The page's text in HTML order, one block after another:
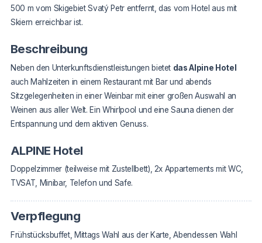
500 m vom Skigebiet Svatý Petr entfernt, das vom Hotel aus mit
Skiern erreichbar ist.
Beschreibung
Neben den Unterkunftsdienstleistungen bietet das Alpine Hotel
auch Mahlzeiten in einem Restaurant mit Bar und abends
Sitzgelegenheiten in einer Weinbar mit einer großen Auswahl an
Weinen aus aller Welt. Ein Whirlpool und eine Sauna dienen der
Entspannung und dem aktiven Genuss.
ALPINE Hotel
Doppelzimmer (teilweise mit Zustellbett), 2x Appartements mit WC,
TVSAT, Minibar, Telefon und Safe.
Verpflegung
Frühstücksbuffet, Mittags Wahl aus der Karte, Abendessen Wahl